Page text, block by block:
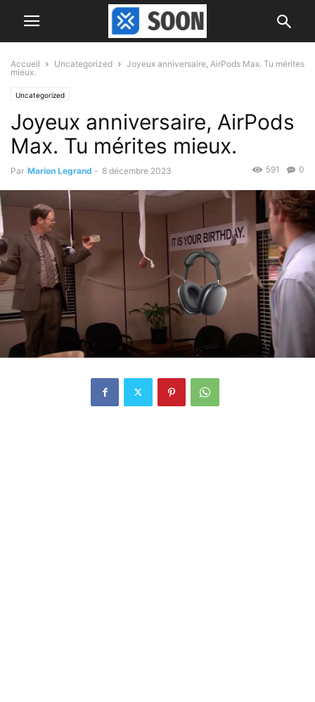
Accueil Uncategorized
Joyeux anniversaire, AirPods Max. Tu mérites
mieux.
Uncategorized
Joyeux anniversaire, AirPods
Max. Tu mérites mieux.
Par Marion Legrand - 8 décembre 2023 0
591